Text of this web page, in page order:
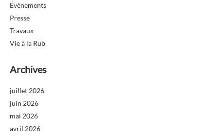
Évènements
Presse
Travaux
Vie à la Rub
Archives
juillet 2026
juin 2026
mai 2026
avril 2026